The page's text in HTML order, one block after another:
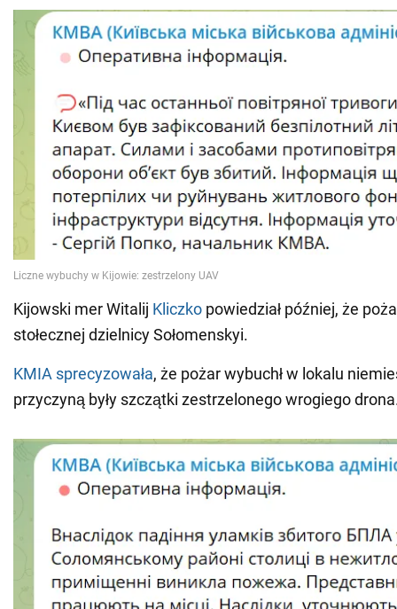
Kijowski mer Witalij Kliczko powiedział później, że
stołecznej dzielnicy Sołomenskyi.
KMIA sprecyzowała, że pożar wybuchł w lokalu
przyczyną były szczątki zestrzelonego wrogiego